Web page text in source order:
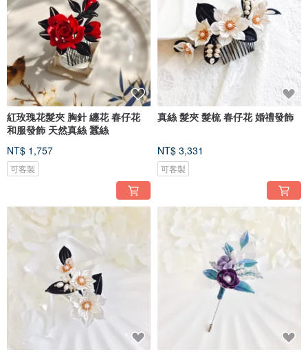
紅玫瑰花髮夾 胸針 纏花 春仔花
和服發飾 天然真絲 蠶絲
NT$ 1,757
可客製
真絲 髮夾 髮梳 春仔花 婚禮發飾
NT$ 3,331
可客製